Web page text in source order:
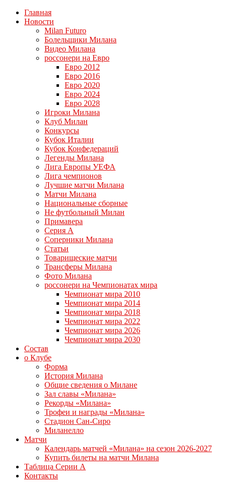
Главная
Новости
Milan Futuro
Болельщики Милана
Видео Милана
россонери на Евро
Евро 2012
Евро 2016
Евро 2020
Евро 2024
Евро 2028
Игроки Милана
Клуб Милан
Конкурсы
Кубок Италии
Кубок Конфедераций
Легенды Милана
Лига Европы УЕФА
Лига чемпионов
Лучшие матчи Милана
Матчи Милана
Национальные сборные
Не футбольный Милан
Примавера
Серия А
Соперники Милана
Статьи
Товарищеские матчи
Трансферы Милана
Фото Милана
россонери на Чемпионатах мира
Чемпионат мира 2010
Чемпионат мира 2014
Чемпионат мира 2018
Чемпионат мира 2022
Чемпионат мира 2026
Чемпионат мира 2030
Состав
о Клубе
Форма
История Милана
Общие сведения о Милане
Зал славы «Милана»
Рекорды «Милана»
Трофеи и награды «Милана»
Стадион Сан-Сиро
Миланелло
Матчи
Календарь матчей «Милана» на сезон 2026-2027
Купить билеты на матчи Милана
Таблица Серии А
Контакты